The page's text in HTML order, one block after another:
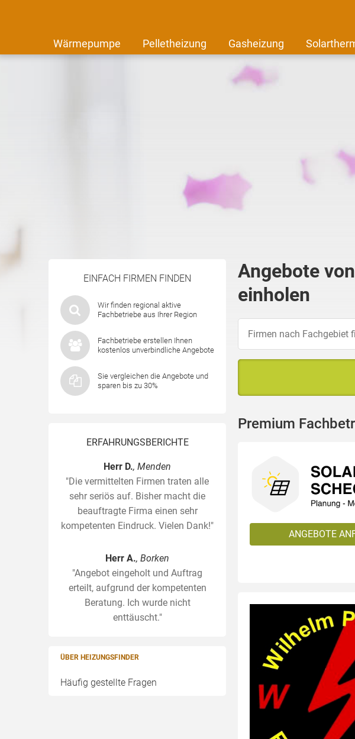
Wärmepumpe Pelletheizung Gasheizung
EINFACH FIRMEN FINDEN
Wir finden regional aktive
Fachbetriebe aus Ihrer Region
Fachbetriebe erstellen Ihnen
kostenlos unverbindliche Angebote
Sie vergleichen die Angebote und
sparen bis zu 30%
ERFAHRUNGSBERICHTE
Herr D., Menden
"Die vermittelten Firmen traten alle
sehr seriös auf. Bisher macht die
beauftragte Firma einen sehr
kompetenten Eindruck. Vielen Dank!"
Herr A., Borken
"Angebot eingeholt und Auftrag
erteilt, aufgrund der kompetenten
Beratung. Ich wurde nicht
enttäuscht."
ÜBER HEIZUNGSFINDER
Häufig gestellte Fragen
Angebote
einholen
Premium
ANGEBOTE